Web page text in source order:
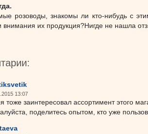
розоводы, знакомы ли кто-нибудь с
внимания их продукция?Нигде не нашла
13:07
тоже заинтересовал ассортимент этого
поделитесь опытом, кто уже